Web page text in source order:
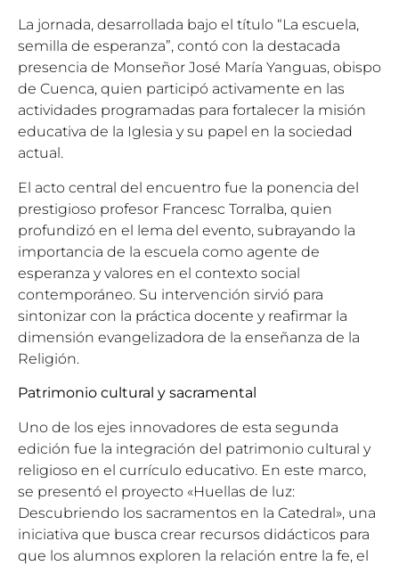
La jornada, desarrollada bajo el título “La escuela,
semilla de esperanza”, contó con la destacada
presencia de Monseñor José María Yanguas, obispo
de Cuenca, quien participó activamente en las
actividades programadas para fortalecer la misión
educativa de la Iglesia y su papel en la sociedad
actual.
El acto central del encuentro fue la ponencia del
prestigioso profesor Francesc Torralba, quien
profundizó en el lema del evento, subrayando la
importancia de la escuela como agente de
esperanza y valores en el contexto social
contemporáneo. Su intervención sirvió para
sintonizar con la práctica docente y reafirmar la
dimensión evangelizadora de la enseñanza de la
Religión.
Patrimonio cultural y sacramental
Uno de los ejes innovadores de esta segunda
edición fue la integración del patrimonio cultural y
religioso en el currículo educativo. En este marco,
se presentó el proyecto «Huellas de luz:
Descubriendo los sacramentos en la Catedral», una
iniciativa que busca crear recursos didácticos para
que los alumnos exploren la relación entre la fe, el